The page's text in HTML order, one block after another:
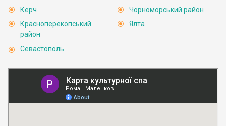
Керч
Красноперекопський
район
Севастополь
Чорноморський район
Ялта